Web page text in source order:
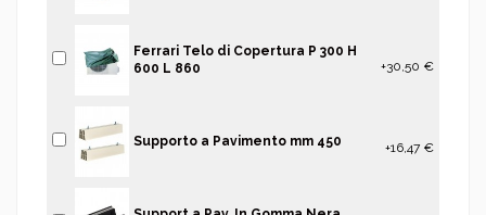
Ferrari Telo di Copertura P 300 H
600 L 860
+30,50 €
Supporto a Pavimento mm 450 +16,47 €